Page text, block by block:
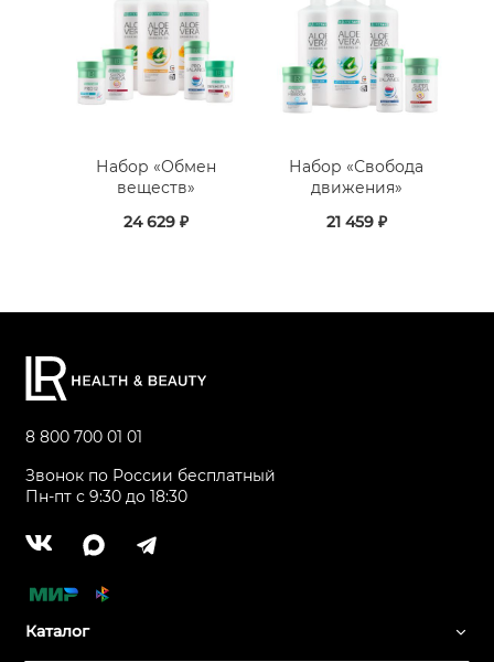
Набор «Обмен
веществ»
24 629 ₽
Набор «Свобода
движения»
21 459 ₽
8 800 700 01 01
Звонок по России бесплатный
Пн-пт с 9:30 до 18:30
Каталог